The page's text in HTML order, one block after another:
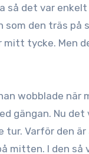
så det var
som den träs
tycke. Men
wobblade
gängan. Nu
tur. Varför den
mitten. I den så